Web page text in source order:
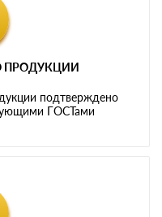
ПРОДУКЦИИ
подтверждено
ГОСТами